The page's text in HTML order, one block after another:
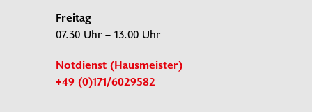
Freitag
07.30 Uhr – 13.00 Uhr
Notdienst (Hausmeister)
+49 (0)171/6029582